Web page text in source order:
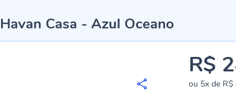
Casa - Azul Oceano
R$
ou 5xde R$